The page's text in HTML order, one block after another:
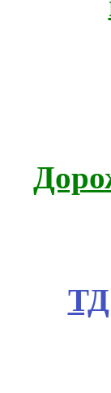
ТД